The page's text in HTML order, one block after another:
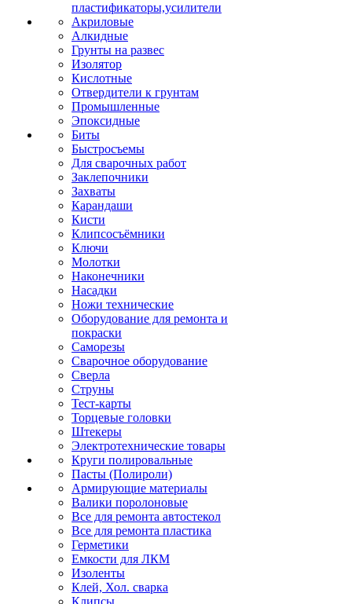
пластификаторы,усилители
Акриловые
Алкидные
Грунты на развес
Изолятор
Кислотные
Отвердители к грунтам
Промышленные
Эпоксидные
Биты
Быстросъемы
Для сварочных работ
Заклепочники
Захваты
Карандаши
Кисти
Клипсосъёмники
Ключи
Молотки
Наконечники
Насадки
Ножи технические
Оборудование для ремонта и
покраски
Саморезы
Сварочное оборудование
Сверла
Струны
Тест-карты
Торцевые головки
Штекеры
Электротехнические товары
Круги полировальные
Пасты (Полироли)
Армирующие материалы
Валики поролоновые
Все для ремонта автостекол
Все для ремонта пластика
Герметики
Емкости для ЛКМ
Изоленты
Клей, Хол. сварка
Клипсы